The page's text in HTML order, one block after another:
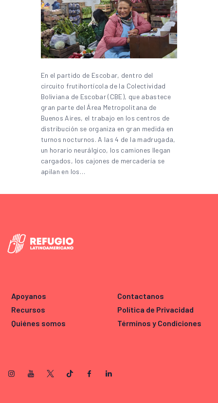
En el partido de Escobar, dentro del
circuito frutihortícola de la Colectividad
Boliviana de Escobar (CBE), que abastece
gran parte del Área Metropolitana de
Buenos Aires, el trabajo en los centros de
distribución se organiza en gran medida en
turnos nocturnos. A las 4 de la madrugada,
un horario neurálgico, los camiones llegan
cargados, los cajones de mercadería se
apilan en los…
Apoyanos
Recursos
Quiénes somos
Contactanos
Política de Privacidad
Términos y Condiciones